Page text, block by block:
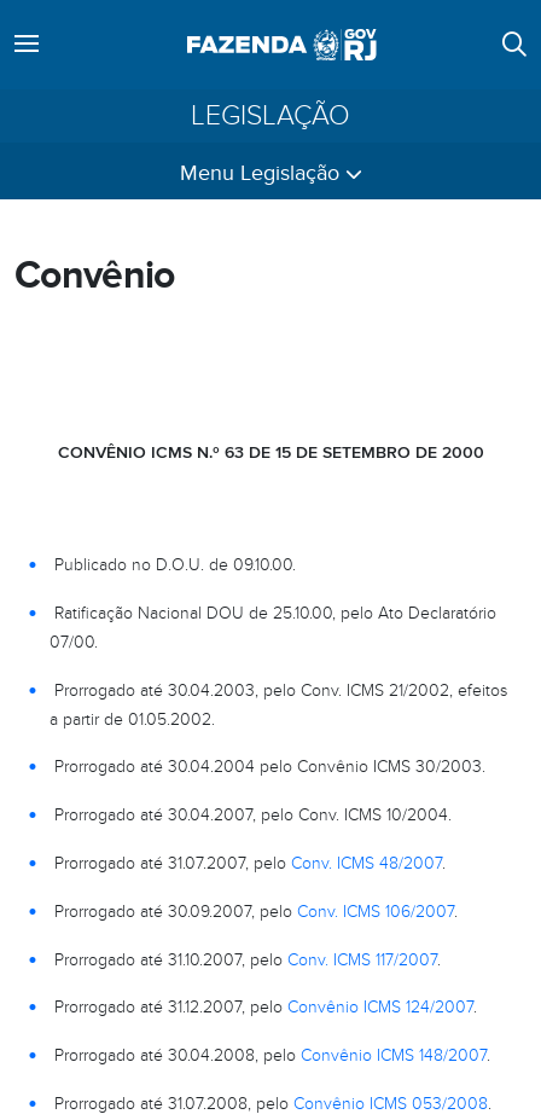
LEGISLAÇÃO
Menu Legislação
Convênio
CONVÊNIO ICMS N.º 63 DE 15 DE SETEMBRO DE 2000
Publicado no D.O.U. de 09.10.00.
Ratificação Nacional DOU de 25.10.00, pelo Ato Declaratório
07/00.
Prorrogado até 30.04.2003, pelo Conv. ICMS 21/2002, efeitos
a partir de 01.05.2002.
Prorrogado até 30.04.2004 pelo Convênio ICMS 30/2003.
Prorrogado até 30.04.2007, pelo Conv. ICMS 10/2004.
Prorrogado até 31.07.2007, peloConv. ICMS 48/2007.
Prorrogado até 30.09.2007, peloConv. ICMS 106/2007.
Prorrogado até 31.10.2007, peloConv. ICMS 117/2007.
Prorrogado até 31.12.2007, peloConvênio ICMS 124/2007.
Prorrogado até 30.04.2008, peloConvênio ICMS 148/2007.
Prorrogado até 31.07.2008, peloConvênio ICMS 053/2008.